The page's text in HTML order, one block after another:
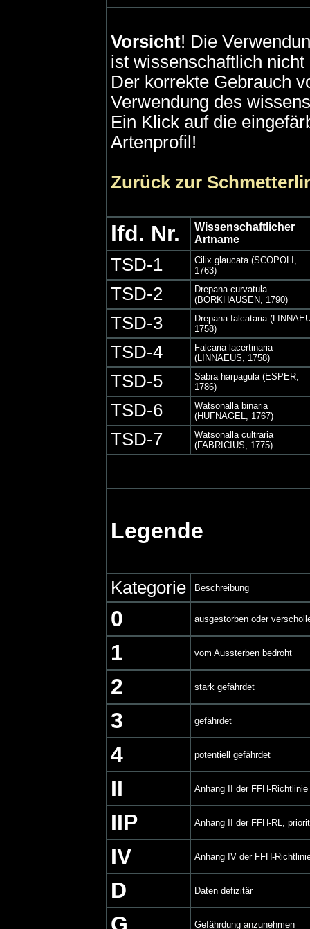
Vorsicht! Die
ist wissenschaftlich
Der korrekte Gebrauch
Verwendung des
Ein Klick auf die
Artenprofil!
Zurück zur
lfd. Nr.
Wissenschaftlicher
Artname
TSD-1
Cilix glaucata (SCOPOLI,
1763)
TSD-2
Drepana curvatula
(BORKHAUSEN, 1790)
TSD-3
Drepana falcataria
1758)
TSD-4
Falcaria lacertinaria
(LINNAEUS, 1758)
TSD-5
Sabra harpagula (ESPER,
1786)
TSD-6
Watsonalla binaria
(HUFNAGEL, 1767)
TSD-7
Watsonalla cultraria
(FABRICIUS, 1775)
Legende
Kategorie Beschreibung
0 ausgestorben oder
1 vom Aussterben bedroht
2 stark gefährdet
3 gefährdet
4 potentiell gefährdet
II Anhang II der FFH-Richtlinie
IIP Anhang II der FFH-RL,
IV Anhang IV der FFH-
D Daten defizitär
Gefährdung anzunehmen